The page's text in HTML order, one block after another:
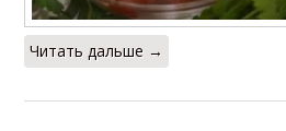
Читать дальше →